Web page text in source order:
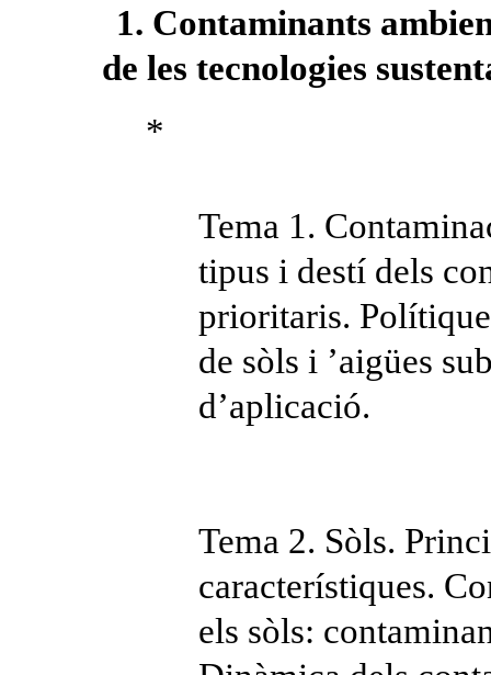
1. Contaminants
de les tecnologies
*
Tema 1.
tipus i destí dels
prioritaris.
de sòls i ’aigües
d’aplicació.
Tema 2. Sòls.
característiques.
els sòls: